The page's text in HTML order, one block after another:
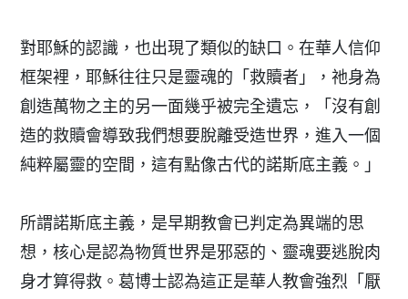
對耶穌的認識，也出現了類似的缺口。在華人信仰
框架裡，耶穌往往只是靈魂的「救贖者」，祂身為
創造萬物之主的另一面幾乎被完全遺忘，「沒有創
造的救贖會導致我們想要脫離受造世界，進入一個
純粹屬靈的空間，這有點像古代的諾斯底主義。」
所謂諾斯底主義，是早期教會已判定為異端的思
想，核心是認為物質世界是邪惡的、靈魂要逃脫肉
身才算得救。葛博士認為這正是華人教會強烈「厭